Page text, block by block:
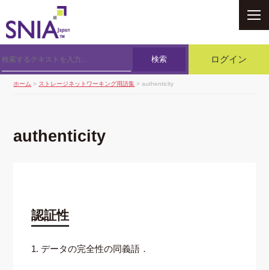
検索 ログイン
ホーム > ストレージネットワーキング用語集 > authenticity
authenticity
認証性
1. データの完全性の同義語．